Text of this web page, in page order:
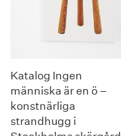
Katalog Ingen
människa är en ö –
konstnärliga
strandhugg i